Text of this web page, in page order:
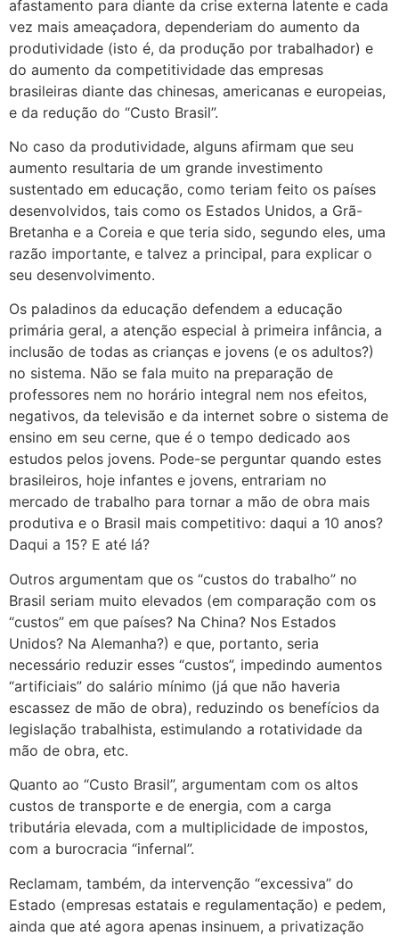
afastamento para diante da crise externa latente e cada
vez mais ameaçadora, dependeriam do aumento da
produtividade (isto é, da produção por trabalhador) e
do aumento da competitividade das empresas
brasileiras diante das chinesas, americanas e europeias,
e da redução do “Custo Brasil”.
No caso da produtividade, alguns afirmam que seu
aumento resultaria de um grande investimento
sustentado em educação, como teriam feito os países
desenvolvidos, tais como os Estados Unidos, a Grã-
Bretanha e a Coreia e que teria sido, segundo eles, uma
razão importante, e talvez a principal, para explicar o
seu desenvolvimento.
Os paladinos da educação defendem a educação
primária geral, a atenção especial à primeira infância, a
inclusão de todas as crianças e jovens (e os adultos?)
no sistema. Não se fala muito na preparação de
professores nem no horário integral nem nos efeitos,
negativos, da televisão e da internet sobre o sistema de
ensino em seu cerne, que é o tempo dedicado aos
estudos pelos jovens. Pode-se perguntar quando estes
brasileiros, hoje infantes e jovens, entrariam no
mercado de trabalho para tornar a mão de obra mais
produtiva e o Brasil mais competitivo: daqui a 10 anos?
Daqui a 15? E até lá?
Outros argumentam que os “custos do trabalho” no
Brasil seriam muito elevados (em comparação com os
“custos” em que países? Na China? Nos Estados
Unidos? Na Alemanha?) e que, portanto, seria
necessário reduzir esses “custos”, impedindo aumentos
“artificiais” do salário mínimo (já que não haveria
escassez de mão de obra), reduzindo os benefícios da
legislação trabalhista, estimulando a rotatividade da
mão de obra, etc.
Quanto ao “Custo Brasil”, argumentam com os altos
custos de transporte e de energia, com a carga
tributária elevada, com a multiplicidade de impostos,
com a burocracia “infernal”.
Reclamam, também, da intervenção “excessiva” do
Estado (empresas estatais e regulamentação) e pedem,
ainda que até agora apenas insinuem, a privatização